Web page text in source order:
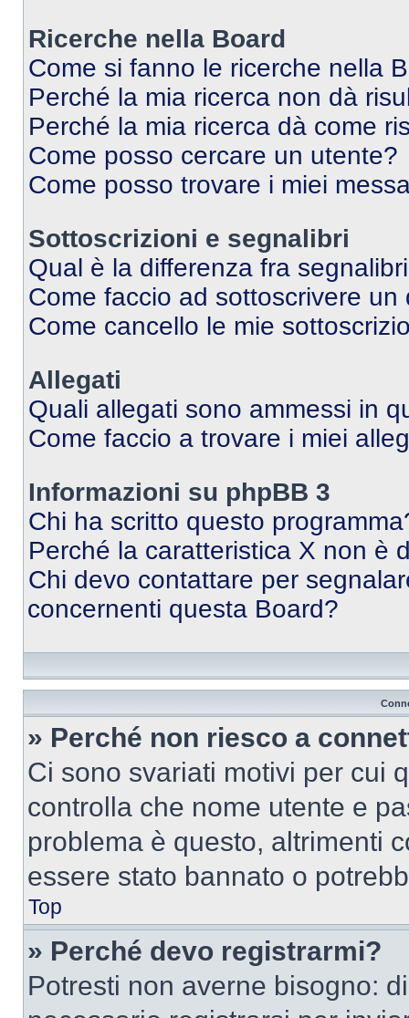
Ricerche nella Board
Come si fanno le ricerche nella
Perché la mia ricerca non dà
Perché la mia ricerca dà come
Come posso cercare un utente?
Come posso trovare i miei
Sottoscrizioni e segnalibri
Qual è la differenza fra
Come faccio ad sottoscrivere
Come cancello le mie
Allegati
Quali allegati sono ammessi in
Come faccio a trovare i miei
Informazioni su phpBB 3
Chi ha scritto questo
Perché la caratteristica X non è
Chi devo contattare per
concernenti questa Board?
» Perché non riesco a
Ci sono svariati motivi per cui
controlla che nome utente e
problema è questo, altrimenti
essere stato bannato o
Top
» Perché devo registrarmi?
Potresti non averne bisogno: